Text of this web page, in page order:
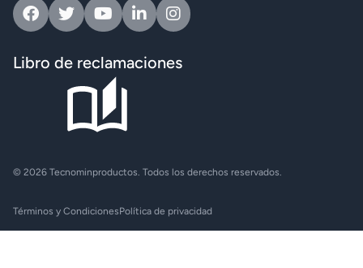
FacebookTwitterYoutubeLinkedinInstagram
Libro de reclamaciones
© 2026 Tecnominproductos. Todos los derechos reservados.
Términos y CondicionesPolítica de privacidad